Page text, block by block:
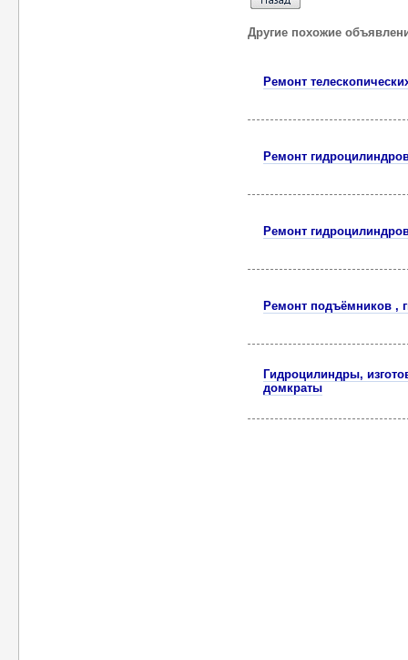
Другие похожие
Ремонт
Ремонт
Ремонт
Ремонт подъёмников ,
Гидроцилиндры,
домкраты